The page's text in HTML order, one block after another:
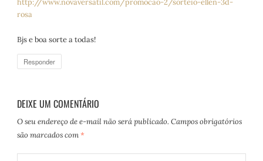
rosa
Bjs e boa sorte a todas!
Responder
DEIXE UM COMENTÁRIO
O seu endereço de e-mail não será publicado. Campos obrigatórios
são marcados com *